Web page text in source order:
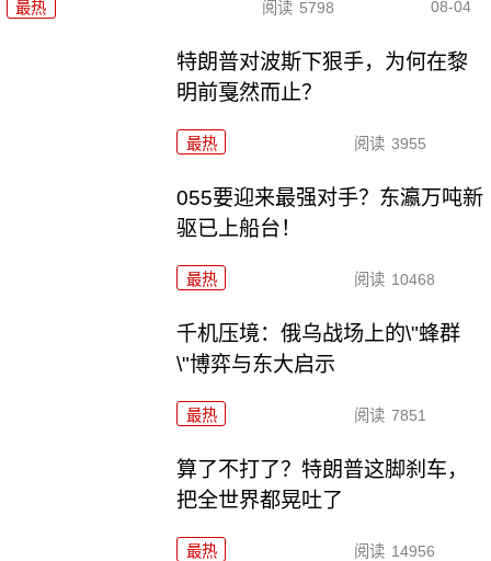
最热 阅读 5798 08-04
特朗普对波斯下狠手，为何在黎
明前戛然而止？
最热 阅读 3955
055要迎来最强对手？东瀛万吨新
驱已上船台！
最热 阅读 10468
千机压境：俄乌战场上的\"蜂群
\"博弈与东大启示
最热 阅读 7851
算了不打了？特朗普这脚刹车，
把全世界都晃吐了
最热 阅读 14956